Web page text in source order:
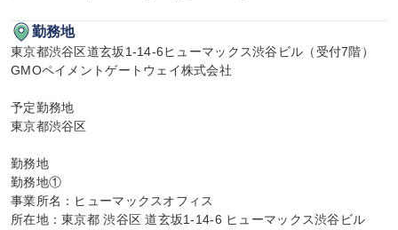
勤務地
東京都渋谷区道玄坂1-14-6ヒューマックス渋谷ビル（受付7階）
GMOペイメントゲートウェイ株式会社
予定勤務地
東京都渋谷区
勤務地
勤務地①
事業所名：ヒューマックスオフィス
所在地：東京都 渋谷区 道玄坂1-14-6 ヒューマックス渋谷ビル